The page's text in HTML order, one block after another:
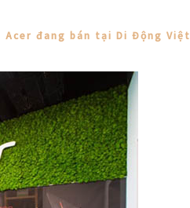
Acer đang bán tại Di Động Việt